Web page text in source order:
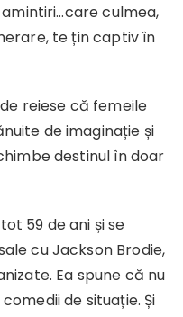
culmea,
te țin captiv în
reiese că femeile
de imaginație și
destinul în doar
59 de ani și se
cu Jackson Brodie,
Ea spune că nu
de situație. Și